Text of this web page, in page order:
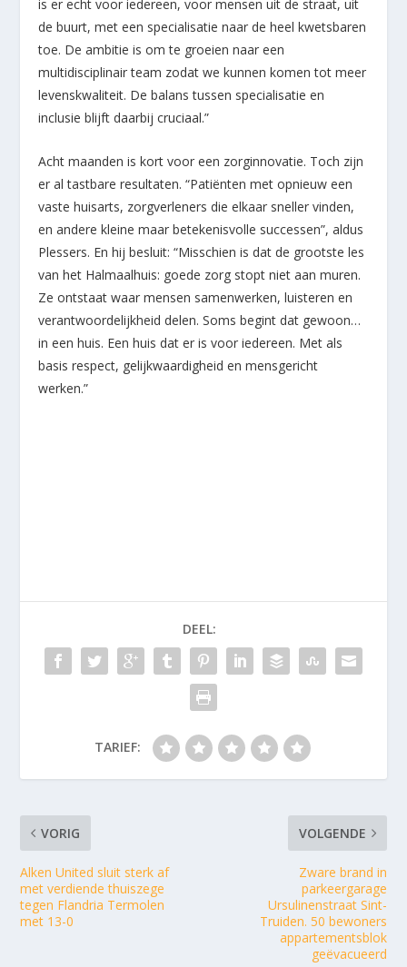
is er echt voor iedereen, voor mensen uit de straat, uit
de buurt, met een specialisatie naar de heel kwetsbaren
toe. De ambitie is om te groeien naar een
multidisciplinair team zodat we kunnen komen tot meer
levenskwaliteit. De balans tussen specialisatie en
inclusie blijft daarbij cruciaal.”
Acht maanden is kort voor een zorginnovatie. Toch zijn
er al tastbare resultaten. “Patiënten met opnieuw een
vaste huisarts, zorgverleners die elkaar sneller vinden,
en andere kleine maar betekenisvolle successen”, aldus
Plessers. En hij besluit: “Misschien is dat de grootste les
van het Halmaalhuis: goede zorg stopt niet aan muren.
Ze ontstaat waar mensen samenwerken, luisteren en
verantwoordelijkheid delen. Soms begint dat gewoon…
in een huis. Een huis dat er is voor iedereen. Met als
basis respect, gelijkwaardigheid en mensgericht
werken.”
DEEL:
TARIEF:
VORIG
Alken United sluit sterk af
met verdiende thuiszege
tegen Flandria Termolen
met 13-0
VOLGENDE
Zware brand in
parkeergarage
Ursulinenstraat Sint-
Truiden. 50 bewoners
appartementsblok
geëvacueerd